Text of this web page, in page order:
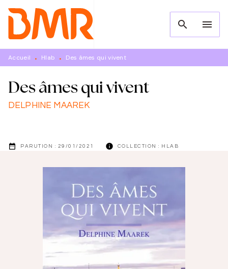
MENU RECHERCHE
PIED DE PAGE
search menu
Accueil • Hlab • Des âmes qui vivent
Des âmes qui vivent
DELPHINE MAAREK
date_range PARUTION : 29/01/2021 info COLLECTION : HLAB